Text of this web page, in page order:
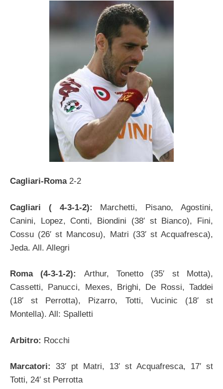
Cagliari-Roma2-2
Cagliari ( 4-3-1-2): Marchetti, Pisano, Agostini,
Canini, Lopez, Conti, Biondini (38′ st Bianco), Fini,
Cossu (26′ st Mancosu), Matri (33′ st Acquafresca),
Jeda. All. Allegri
Roma (4-3-1-2): Arthur, Tonetto (35′ st Motta),
Cassetti, Panucci, Mexes, Brighi, De Rossi, Taddei
(18′ st Perrotta), Pizarro, Totti, Vucinic (18′ st
Montella). All: Spalletti
Arbitro: Rocchi
Marcatori: 33′ pt Matri, 13′ st Acquafresca, 17′ st
Totti, 24′ st Perrotta